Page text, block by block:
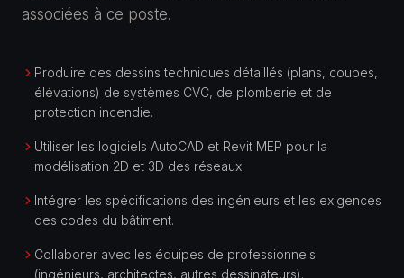
associées à ce poste.
Produire des dessins techniques détaillés (plans, coupes,
élévations) de systèmes CVC, de plomberie et de
protection incendie.
Utiliser les logiciels AutoCAD et Revit MEP pour la
modélisation 2D et 3D des réseaux.
Intégrer les spécifications des ingénieurs et les exigences
des codes du bâtiment.
Collaborer avec les équipes de professionnels
(ingénieurs, architectes, autres dessinateurs).